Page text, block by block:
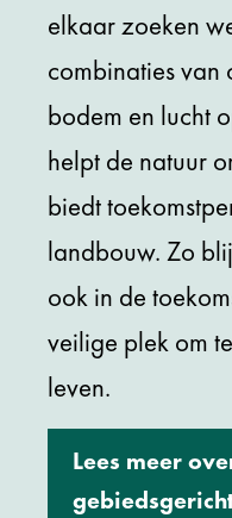
elkaar zoeken
combinaties van
bodem en lucht
helpt de natuur
biedt
landbouw. Zo
ook in de
veilige plek om
leven.
Lees meer